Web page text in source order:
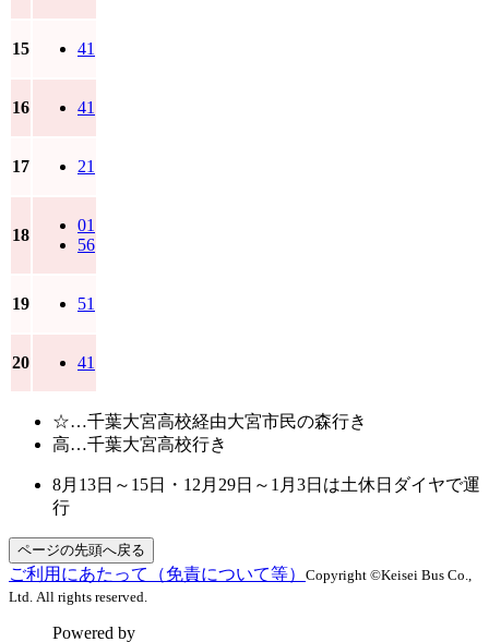
15 41
16 41
17 21
18
01
56
19 51
20 41
☆…千葉大宮高校経由大宮市民の森行き
高…千葉大宮高校行き
8月13日～15日・12月29日～1月3日は土休日ダイヤで運
行
ページの先頭へ戻る
ご利用にあたって（免責について等） Copyright ©Keisei Bus Co.,
Ltd. All rights reserved.
Powered by